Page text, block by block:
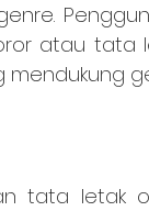
atau tata
mendukung